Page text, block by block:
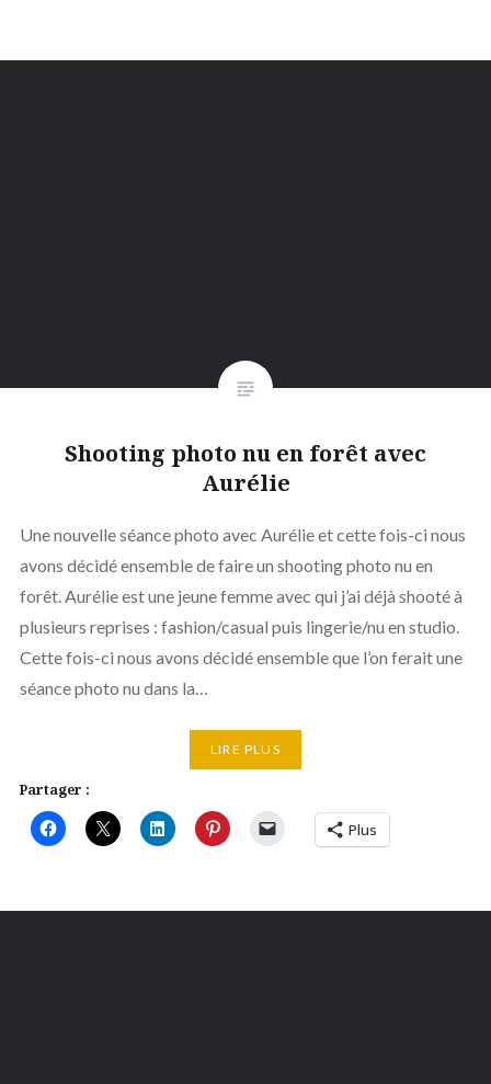
Shooting photo nu en forêt avec
Aurélie
Une nouvelle séance photo avec Aurélie et cette fois-ci nous
avons décidé ensemble de faire un shooting photo nu en
forêt. Aurélie est une jeune femme avec qui j’ai déjà shooté à
plusieurs reprises : fashion/casual puis lingerie/nu en studio.
Cette fois-ci nous avons décidé ensemble que l’on ferait une
séance photo nu dans la…
LIRE PLUS
Partager :
Plus